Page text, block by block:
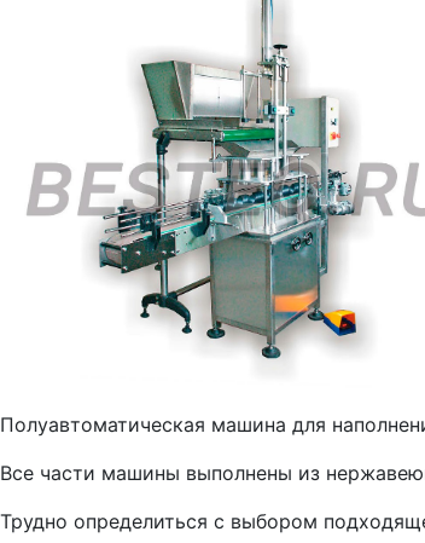
Полуавтоматическая машина для
Все части машины выполнены из
Трудно определиться с выбором